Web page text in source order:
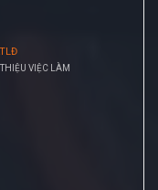
VIỆC LÀM